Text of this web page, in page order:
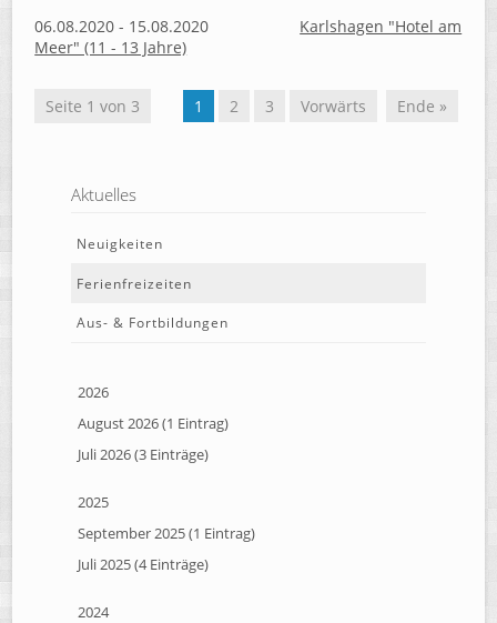
06.08.2020 - 15.08.2020
Karlshagen "Hotel am
Meer" (11 - 13 Jahre)
Seite 1 von 3 1 2 3 Vorwärts Ende »
Aktuelles
Neuigkeiten
Ferienfreizeiten
Aus- & Fortbildungen
2026
August 2026 (1 Eintrag)
Juli 2026 (3 Einträge)
2025
September 2025 (1 Eintrag)
Juli 2025 (4 Einträge)
2024